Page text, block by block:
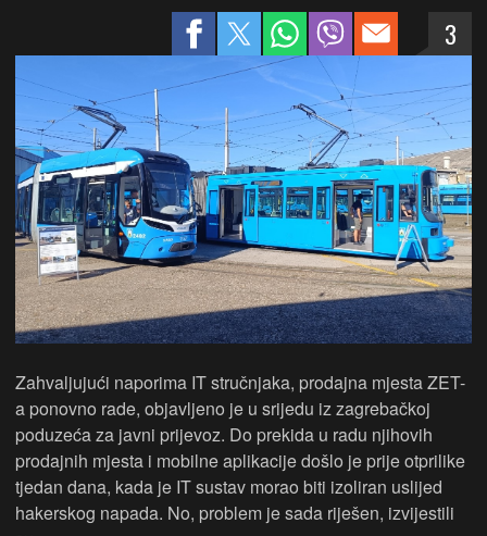
3
Zahvaljujući naporima IT stručnjaka, prodajna mjesta ZET-
a ponovno rade, objavljeno je u srijedu iz zagrebačkoj
poduzeća za javni prijevoz. Do prekida u radu njihovih
prodajnih mjesta i mobilne aplikacije došlo je prije otprilike
tjedan dana, kada je IT sustav morao biti izoliran uslijed
hakerskog napada. No, problem je sada riješen, izvijestili